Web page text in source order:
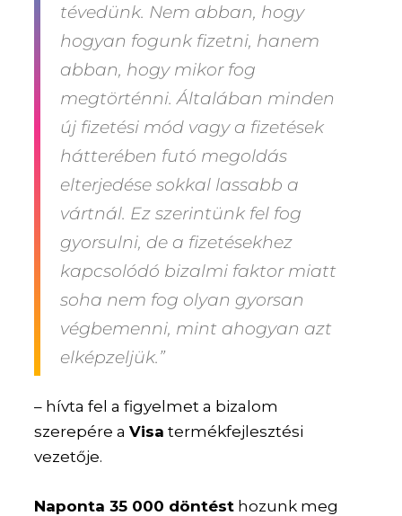
tévedünk. Nem abban, hogy
hogyan fogunk fizetni, hanem
abban, hogy mikor fog
megtörténni. Általában minden
új fizetési mód vagy a fizetések
hátterében futó megoldás
elterjedése sokkal lassabb a
vártnál. Ez szerintünk fel fog
gyorsulni, de a fizetésekhez
kapcsolódó bizalmi faktor miatt
soha nem fog olyan gyorsan
végbemenni, mint ahogyan azt
elképzeljük.”
– hívta fel a figyelmet a bizalom
szerepére aVisa termékfejlesztési
vezetője.
Naponta 35 000 döntést hozunk meg